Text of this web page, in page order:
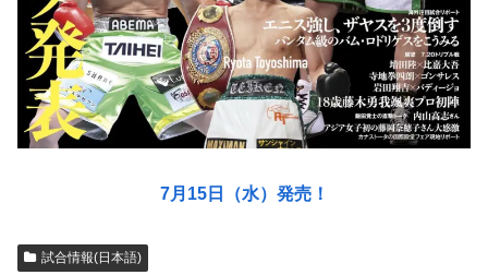
7月15日（水）発売！
試合情報(日本語)